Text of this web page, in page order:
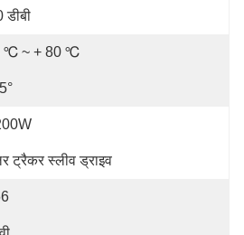
डीबी
℃ ~ + 80 ℃
ट्रैकर स्लीव ड्राइव